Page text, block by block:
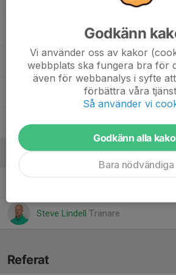
Nils Sehlstedt Ek
Nils Wiss Hjorth
Wilma Ström, F 2015-2016 (F 11)
Wilmer Leiman
Ledare
Steve Lindell Tränare
Referat
Godkänn
Vi använder oss av kakor
webbplats ska fungera bra för
även för webbanalys i syfte
förbättra våra
Så använder vi
Godkänn alla
Bara nödvändiga